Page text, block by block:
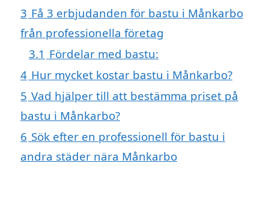
3 Få 3 erbjudanden för bastu i Månkarbo
från professionella företag
3.1 Fördelar med bastu:
4 Hur mycket kostar bastu i Månkarbo?
5 Vad hjälper till att bestämma priset på
bastu i Månkarbo?
6 Sök efter en professionell för bastu i
andra städer nära Månkarbo